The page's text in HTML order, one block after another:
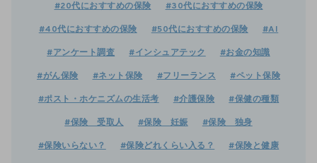
#20代におすすめの保険 #30代におすすめの保険
#40代におすすめの保険 #50代におすすめの保険 #AI
#アンケート調査 #インシュアテック #お金の知識
#がん保険 #ネット保険 #フリーランス #ペット保険
#ポスト・ホケニズムの生活考 #介護保険 #保健の種類
#保険 受取人 #保険 妊娠 #保険 独身
#保険いらない？ #保険どれくらい入る？ #保険と健康